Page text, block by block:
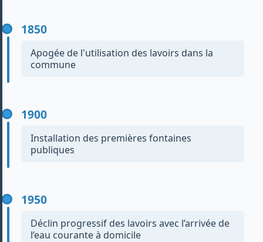
ancestrales.
1850
Apogée de l'utilisation des lavoirs dans la
commune
1900
Installation des premières fontaines
publiques
1950
Déclin progressif des lavoirs avec l’arrivée de
l’eau courante à domicile